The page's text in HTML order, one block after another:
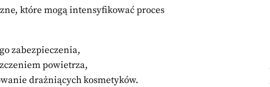
które mogą intensyfikować proces
zabezpieczenia,
powietrza,
drażniących kosmetyków.